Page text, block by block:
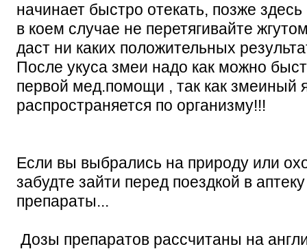
начинает быстро отекать, позже
в коем случае не перетягивайте
даст ни каких положительных
После укуса змеи надо как можно
первой мед.помощи , так как змеиный
распространяется по организму!!!
Если вы выбрались на природу или
забудте зайти перед поездкой в
препараты...
Дозы препаратов рассчитаны на